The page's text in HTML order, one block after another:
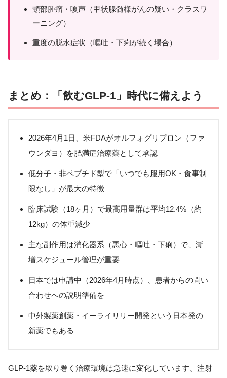
頸部腫瘤・嗄声（甲状腺髄様がんの疑い・クラスワ
ーニング）
重度の脱水症状（嘔吐・下痢が続く場合）
まとめ：「飲むGLP-1」時代に備えよう
2026年4月1日、米FDAがオルフォグリプロン（ファ
ウンダヨ）を肥満症治療薬として承認
低分子・非ペプチド型で「いつでも服用OK・食事制
限なし」が最大の特徴
臨床試験（18ヶ月）で最高用量群は平均12.4%（約
12kg）の体重減少
主な副作用は消化器系（悪心・嘔吐・下痢）で、漸
増スケジュール管理が重要
日本では申請中（2026年4月時点）、患者からの問い
合わせへの説明準備を
中外製薬創薬・イーライリリー開発という日本発の
新薬でもある
GLP-1薬を取り巻く治療環境は急速に変化しています。注射